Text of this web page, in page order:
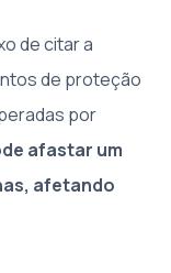
de citar a
de proteção
por
afastar um
afetando